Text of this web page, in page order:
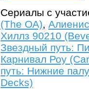
Сериалы с
(The OA),
Хиллз 90210
Звездный путь:
Карнивал Роу
путь: Нижние
Decks)